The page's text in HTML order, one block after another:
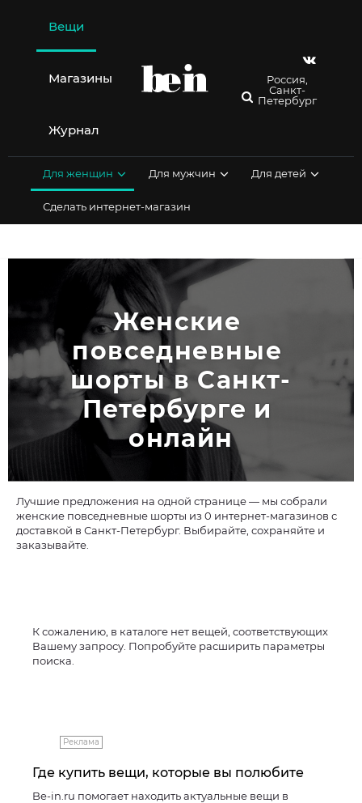
содержимому
Вещи
Магазины
Журнал
Россия,
Санкт-
Петербург
Для женщин Для мужчин Для детей
Сделать интернет-магазин
Женские
повседневные
шорты в Санкт-
Петербурге и
онлайн
Лучшие предложения на одной странице — мы собрали
женские повседневные шорты из 0 интернет-магазинов с
доставкой в Санкт-Петербург. Выбирайте, сохраняйте и
заказывайте.
К сожалению, в каталоге нет вещей, соответствующих
Вашему запросу. Попробуйте расширить параметры
поиска.
Реклама
Где купить вещи, которые вы полюбите
Be-in.ru помогает находить актуальные вещи в